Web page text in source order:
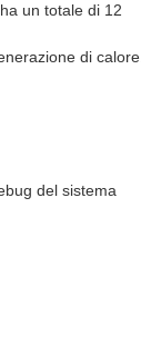
un totale di 12
di calore.
del sistema